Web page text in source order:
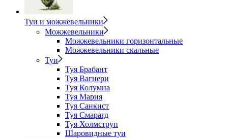
Туи и можжевельники
Можжевельники
Можжевельники горизонтальные
Можжевельники скальные
Туи
Туя Брабант
Туя Вагнери
Туя Колумна
Туя Мария
Туя Санкист
Туя Смарагд
Туя Холмструп
Шаровидные туи